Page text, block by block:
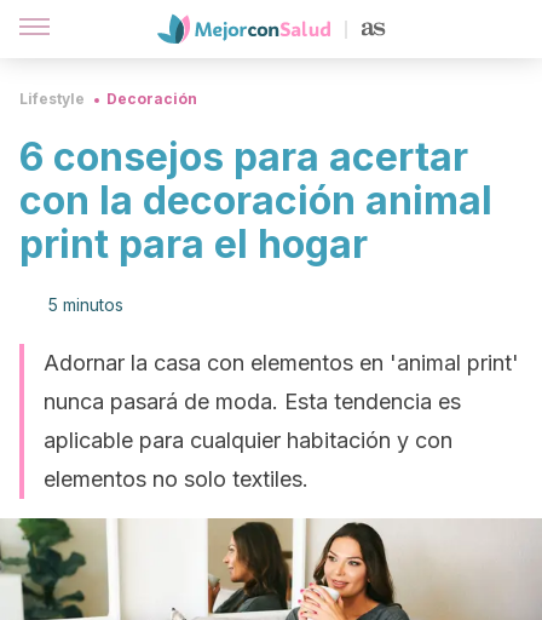
Lifestyle Decoración
6 consejos para acertar
con la decoración animal
print para el hogar
5 minutos
Adornar la casa con elementos en 'animal print'
nunca pasará de moda. Esta tendencia es
aplicable para cualquier habitación y con
elementos no solo textiles.